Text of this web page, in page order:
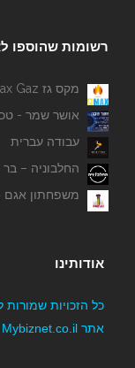
רשומות שהוספו
מקס גז Max Gaz
אושר שמר -
עבודה עברית
החלבוניה – בר
משפחתון אגם
אודותינו
אתר Mybiznet.co.il